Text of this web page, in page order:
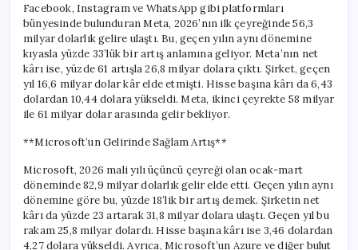
Facebook, Instagram ve WhatsApp gibi platformları
bünyesinde bulunduran Meta, 2026’nın ilk çeyreğinde 56,3
milyar dolarlık gelire ulaştı. Bu, geçen yılın aynı dönemine
kıyasla yüzde 33’lük bir artış anlamına geliyor. Meta’nın net
kârı ise, yüzde 61 artışla 26,8 milyar dolara çıktı. Şirket, geçen
yıl 16,6 milyar dolar kâr elde etmişti. Hisse başına kârı da 6,43
dolardan 10,44 dolara yükseldi. Meta, ikinci çeyrekte 58 milyar
ile 61 milyar dolar arasında gelir bekliyor.
**Microsoft’un Gelirinde Sağlam Artış**
Microsoft, 2026 mali yılı üçüncü çeyreği olan ocak-mart
döneminde 82,9 milyar dolarlık gelir elde etti. Geçen yılın aynı
dönemine göre bu, yüzde 18’lik bir artış demek. Şirketin net
kârı da yüzde 23 artarak 31,8 milyar dolara ulaştı. Geçen yıl bu
rakam 25,8 milyar dolardı. Hisse başına kârı ise 3,46 dolardan
4,27 dolara yükseldi. Ayrıca, Microsoft’un Azure ve diğer bulut